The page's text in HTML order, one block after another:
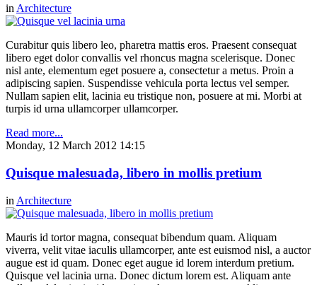
in Architecture
Curabitur quis libero leo, pharetra mattis eros. Praesent consequat
libero eget dolor convallis vel rhoncus magna scelerisque. Donec
nisl ante, elementum eget posuere a, consectetur a metus. Proin a
adipiscing sapien. Suspendisse vehicula porta lectus vel semper.
Nullam sapien elit, lacinia eu tristique non, posuere at mi. Morbi at
turpis id urna ullamcorper ullamcorper.
Read more...
Monday, 12 March 2012 14:15
Quisque malesuada, libero in mollis pretium
in Architecture
Mauris id tortor magna, consequat bibendum quam. Aliquam
viverra, velit vitae iaculis ullamcorper, ante est euismod nisl, a auctor
augue est id quam. Donec eget augue id lorem interdum pretium.
Quisque vel lacinia urna. Donec dictum lorem est. Aliquam ante